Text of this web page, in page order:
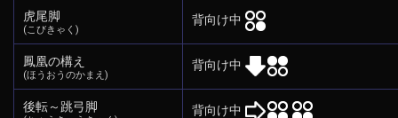
虎尾脚
(こびきゃく)
背向け中
鳳凰の構え
(ほうおうのかまえ)
背向け中
後転～跳弓脚 背向け中